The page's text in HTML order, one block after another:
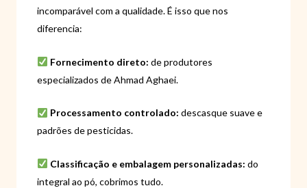
incomparável com a qualidade. É isso que nos
diferencia:
Fornecimento direto: de produtores
especializados de Ahmad Aghaei.
Processamento controlado: descasque suave e
padrões de pesticidas.
Classificação e embalagem personalizadas: do
integral ao pó, cobrimos tudo.